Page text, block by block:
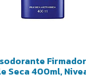
Seca 400ml,